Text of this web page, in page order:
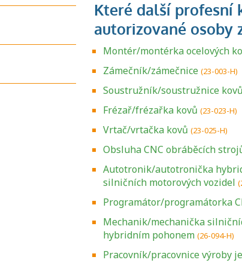
Montér/montérka ocelových
Zámečník/zámečnice (23-003-H)
Soustružník/soustružnice kovů
Frézař/frézařka kovů (23-023-H)
Vrtač/vrtačka kovů (23-025-H)
Obsluha CNC obráběcích
Autotronik/autotronička
silničních motorových vozidel
Programátor/programátorka
Mechanik/mechanička
hybridním pohonem (26-094-H)
Pracovník/pracovnice výroby